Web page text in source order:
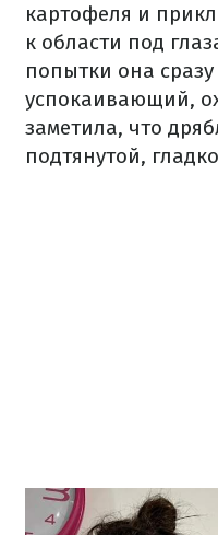
картофеля и
к области под
попытки она
успокаивающий,
заметила, что
подтянутой,